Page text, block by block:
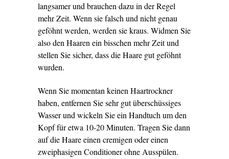
langsamer und brauchen dazu in der Regel
mehr Zeit. Wenn sie falsch und nicht genau
geföhnt werden, werden sie kraus. Widmen Sie
also den Haaren ein bisschen mehr Zeit und
stellen Sie sicher, dass die Haare gut geföhnt
wurden.
Wenn Sie momentan keinen Haartrockner
haben, entfernen Sie sehr gut überschüssiges
Wasser und wickeln Sie ein Handtuch um den
Kopf für etwa 10-20 Minuten. Tragen Sie dann
auf die Haare einen cremigen oder einen
zweiphasigen Conditionerohne Ausspülen.